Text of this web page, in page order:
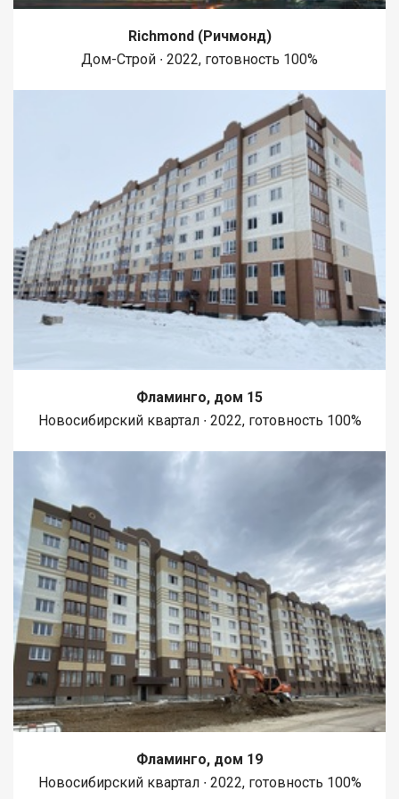
Richmond (Ричмонд)
Дом-Строй ∙ 2022, готовность 100%
Фламинго, дом 15
Новосибирский квартал ∙ 2022, готовность 100%
Фламинго, дом 19
Новосибирский квартал ∙ 2022, готовность 100%